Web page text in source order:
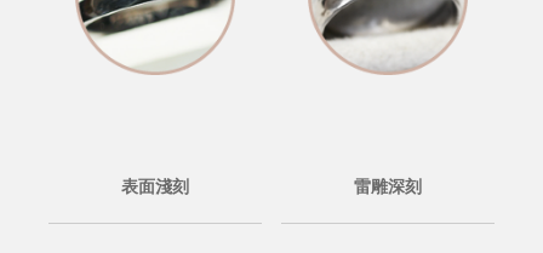
表面淺刻 雷雕深刻